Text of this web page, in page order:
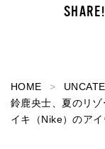
HOME
鈴鹿央士、夏のリ
イキ（Nike）のアイ